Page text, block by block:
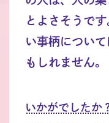
とよさそうで
い事柄につい
もしれません。
いかがでしたか